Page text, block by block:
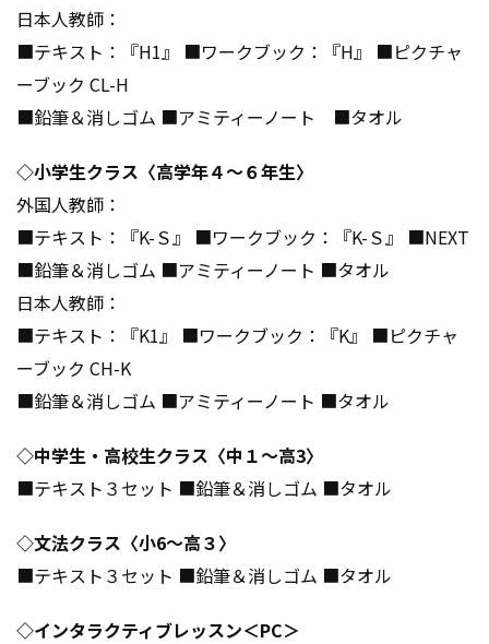
日本人教師：​
■テキスト：『H1』 ■ワークブック：『H』 ■ピクチャ
ーブック CL-H ​
■鉛筆＆消しゴム ■アミティーノート ■タオル​
​◇小学生クラス〈高学年４～６年生〉​
外国人教師：​
■テキスト：『K-Ｓ』 ■ワークブック：『K-Ｓ』 ■NEXT
■鉛筆＆消しゴム ■アミティーノート ■タオル​
日本人教師：​
■テキスト：『K1』 ■ワークブック：『K』 ■ピクチャ
ーブック CH-K ​
■鉛筆＆消しゴム ■アミティーノート ■タオル​
◇中学生・高校生クラス〈中１～高3〉​
■テキスト３セット ■鉛筆＆消しゴム ■タオル​
◇文法クラス〈小6～高３〉​
■テキスト３セット ■鉛筆＆消しゴム ■タオル​
◇インタラクティブレッスン＜PC＞​